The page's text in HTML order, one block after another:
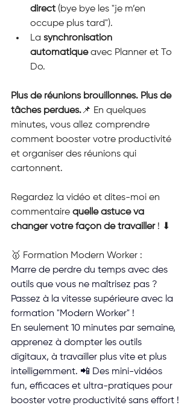
direct (bye bye les "je m’en
occupe plus tard").
La synchronisation
automatique avec Planner et To
Do.
Plus de réunions brouillonnes. Plus de
tâches perdues.📌 En quelques
minutes, vous allez comprendre
comment booster votre productivité
et organiser des réunions qui
cartonnent.
Regardez la vidéo et dites-moi en
commentaire quelle astuce va
changer votre façon de travailler ! ⬇
🥇 Formation Modern Worker :
Marre de perdre du temps avec des
outils que vous ne maîtrisez pas ?
Passez à la vitesse supérieure avec la
formation "Modern Worker" !
En seulement 10 minutes par semaine,
apprenez à dompter les outils
digitaux, à travailler plus vite et plus
intelligemment. 📲 Des mini-vidéos
fun, efficaces et ultra-pratiques pour
booster votre productivité sans effort !